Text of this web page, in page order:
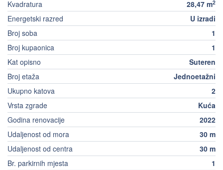
Kvadratura
28,47 m2
Energetski razred
U izradi
Broj soba
1
Broj kupaonica
1
Kat opisno
Suteren
Broj etaža
Jednoetažni
Ukupno katova
2
Vrsta zgrade
Kuća
Godina renovacije
2022
Udaljenost od mora
30 m
Udaljenost od centra
30 m
Br. parkirnih mjesta
1